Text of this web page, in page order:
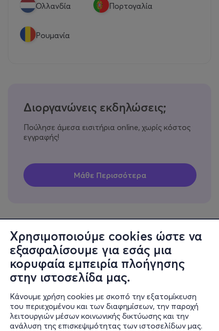
Χρησιμοποιούμε cookies ώστε να
εξασφαλίσουμε για εσάς μια
κορυφαία εμπειρία πλοήγησης
στην ιστοσελίδα μας.
Κάνουμε χρήση cookies με σκοπό την εξατομίκευση
του περιεχομένου και των διαφημίσεων, την παροχή
λειτουργιών μέσων κοινωνικής δικτύωσης και την
ανάλυση της επισκεψιμότητας των ιστοσελίδων μας.
Ολλανδία Πορτογαλία
Ρουμανία
Διοργανώνεις εκδηλώσεις;
Πούλησε άμεσα εισιτήρια online, χωρίς κόστος
εγγραφής!
Πληροφορίες
Υποστήριξη
Stay Connected